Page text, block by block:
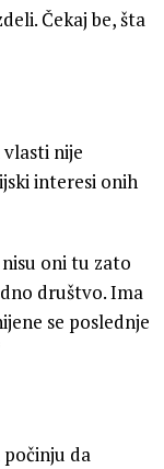
Čekaj be, šta
nije
interesi onih
oni tu zato
društvo. Ima
se poslednje
da